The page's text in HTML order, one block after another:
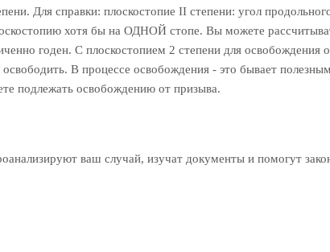
Для справки: плоскостопие II степени: угол
хотя бы на ОДНОЙ стопе. Вы можете
годен. С плоскостопием 2 степени для
В процессе освобождения - это бывает
подлежать освобождению от призыва.
ваш случай, изучат документы и помогут